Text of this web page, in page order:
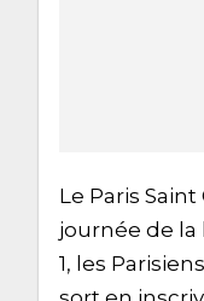
Le Paris
journée de la
1, les